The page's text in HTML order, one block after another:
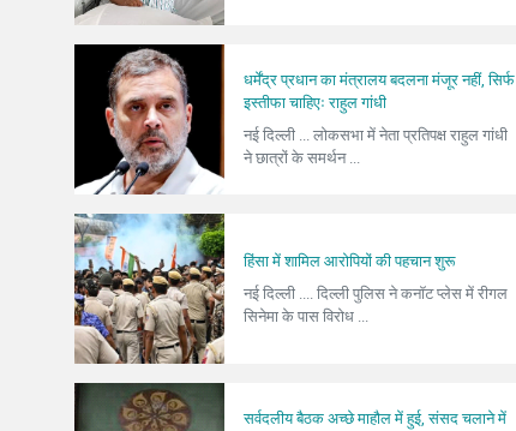
धर्मेंद्र प्रधान का मंत्रालय बदलना मंजूर नहीं, सिर्फ
इस्तीफा चाहिएः राहुल गांधी
नई दिल्ली ... लोकसभा में नेता प्रतिपक्ष राहुल गांधी
ने छात्रों के समर्थन ...
हिंसा में शामिल आरोपियों की पहचान शुरू
नई दिल्ली .... दिल्ली पुलिस ने कनॉट प्लेस में रीगल
सिनेमा के पास विरोध ...
सर्वदलीय बैठक अच्छे माहौल में हुई, संसद चलाने में